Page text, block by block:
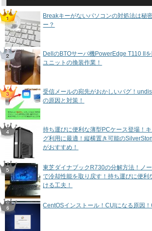
Breakキーがないパソコンの対処法は秘
ー？
DellのBTOサーバ機PowerEdge T110 II
ユニットの換装作業！
受信メールの宛先がおかしいバグ！
の原因と対策！
持ち運びに便利な薄型PCケース登場！
グ利用に最適！縦横置き可能の
がおすすめ！
東芝ダイナブックR730の分解方法！ノ
で冷却性能を取り戻す！持ち運びに便利
ける工夫！
CentOSインストール！CUIになる原因！